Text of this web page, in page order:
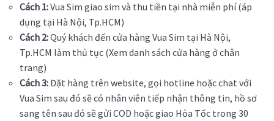
Cách 1:Vua Sim giao sim và thu tiền tại nhà miễn phí (áp
dụng tại Hà Nội, Tp.HCM)
Cách 2:Quý khách đến cửa hàng Vua Sim tại Hà Nội,
Tp.HCM làm thủ tục (Xem danh sách cửa hàng ở chân
trang)
Cách 3:Đặt hàng trên website, gọi hotline hoặc chat với
Vua Sim sau đó sẽ có nhân viên tiếp nhận thông tin, hồ sơ
sang tên sau đó sẽ gửi COD hoặc giao Hỏa Tốc trong 30